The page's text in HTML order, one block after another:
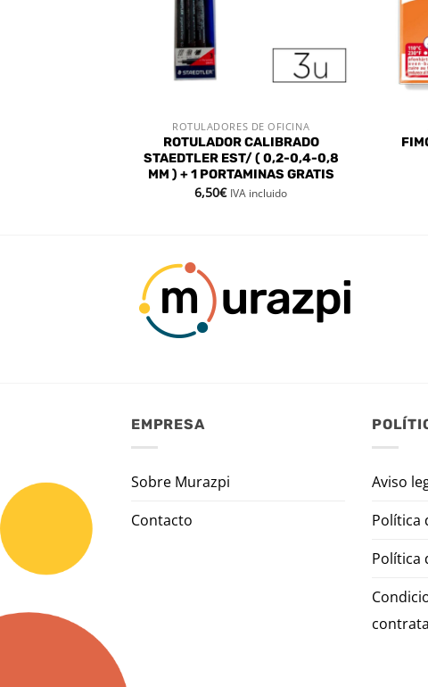
VISTA RÁPIDA
ROTULADORES DE OFICINA
ROTULADOR CALIBRADO
STAEDTLER EST/ ( 0,2-0,4-0,8
MM ) + 1 PORTAMINAS GRATIS
6,50€ IVA incluido
EMPRESA
Sobre Murazpi
Contacto
Aviso
Política
Política